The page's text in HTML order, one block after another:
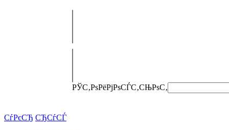
РЎС‚РѕРёРјРѕСЃС‚СЊРѕС‚
СѓРєСЂ СЂСѓСЃ